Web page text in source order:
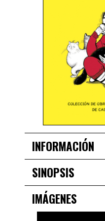
INFORMACIÓN
SINOPSIS
IMÁGENES